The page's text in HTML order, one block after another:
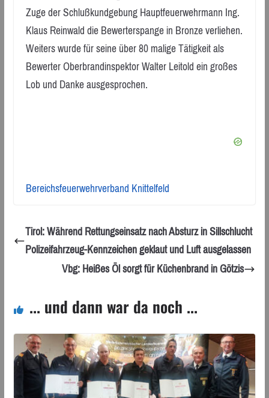
Zuge der Schlußkundgebung Hauptfeuerwehrmann Ing.
Klaus Reinwald die Bewerterspange in Bronze verliehen.
Weiters wurde für seine über 80 malige Tätigkeit als
Bewerter Oberbrandinspektor Walter Leitold ein großes
Lob und Danke ausgesprochen.
Bereichsfeuerwehrverband Knittelfeld
Tirol: Während Rettungseinsatz nach Absturz in Sillschlucht
Polizeifahrzeug-Kennzeichen geklaut und Luft ausgelassen
Vbg: Heißes Öl sorgt für Küchenbrand in Götzis
... und dann war da noch ...